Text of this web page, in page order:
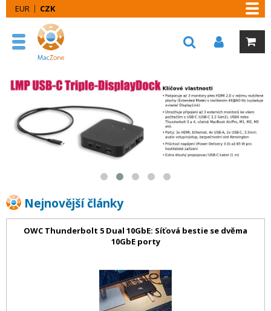
EUR CZK
Nejnovější články
OWC Thunderbolt 5 Dual 10GbE: Síťová bestie se dvěma
10GbE porty